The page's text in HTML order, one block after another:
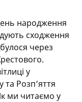
народження
сходження
через
у
та Розп’яття
ми читаємо у